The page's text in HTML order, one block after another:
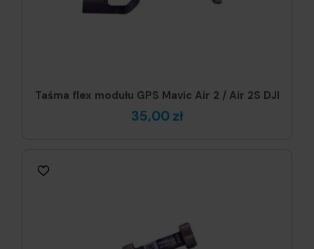
Taśma flex modułu GPS Mavic Air 2 / Air 2S DJI
35,00 zł